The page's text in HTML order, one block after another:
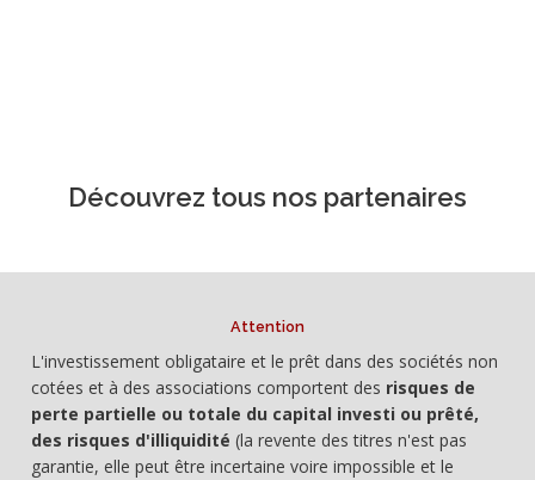
Découvrez tous nos partenaires
Attention
L'investissement obligataire et le prêt dans des sociétés non
cotées et à des associations comportent des risques de
perte partielle ou totale du capital investi ou prêté,
des risques d'illiquidité (la revente des titres n'est pas
garantie, elle peut être incertaine voire impossible et le